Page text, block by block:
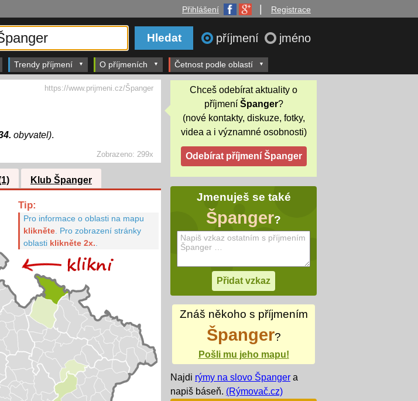
Přihlášení Registrace
příjmení jméno
Trendy příjmení O příjmeních Četnost podle oblastí
Zobrazeno:299x
obyvatel).
https://www.prijmeni.cz/Španger
Klub Španger
Tip:
Pro informace o oblasti na mapu
klikněte. Pro zobrazení stránky
oblasti klikněte 2x.
Chceš odebírat aktuality o
příjmení Španger?
(nové kontakty, diskuze, fotky,
videa a i významné osobnosti)
Jmenuješ se také
Španger?
Znáš někoho s příjmením
Španger?
Pošli mu jeho mapu!
Najdi rýmy na slovo Španger a
napiš báseň. (Rýmovač.cz)